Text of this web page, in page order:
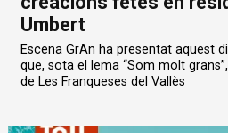
Umbert
Escena GrAn ha presentat aquest
que, sota el lema “Som molt
de Les Franqueses del Vallès